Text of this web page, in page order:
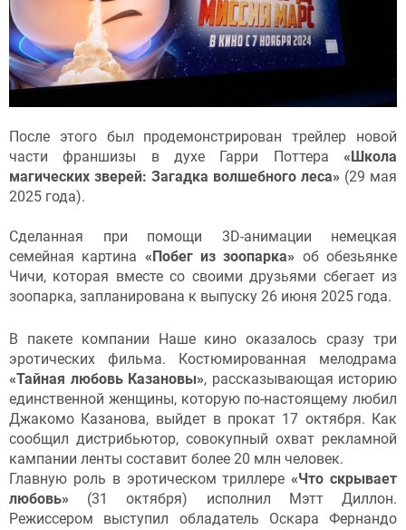
После этого был продемонстрирован трейлер новой
части франшизы в духе Гарри Поттера «Школа
магических зверей: Загадка волшебного леса» (29 мая
2025 года).
Сделанная при помощи 3D-анимации немецкая
семейная картина «Побег из зоопарка» об обезьянке
Чичи, которая вместе со своими друзьями сбегает из
зоопарка, запланирована к выпуску 26 июня 2025 года.
В пакете компании Наше кино оказалось сразу три
эротических фильма. Костюмированная мелодрама
«Тайная любовь Казановы», рассказывающая историю
единственной женщины, которую по-настоящему любил
Джакомо Казанова, выйдет в прокат 17 октября. Как
сообщил дистрибьютор, совокупный охват рекламной
кампании ленты составит более 20 млн человек.
Главную роль в эротическом триллере«Что скрывает
любовь» (31 октября) исполнил Мэтт Диллон.
Режиссером выступил обладатель Оскара Фернандо